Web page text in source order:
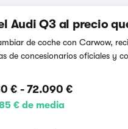
Audi Q3 al precio
de coche con Carwow,
de concesionarios oficiales y
€ -72.090 €
€ de media